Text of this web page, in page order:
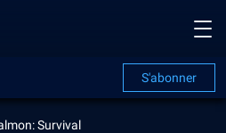
S'abonner
Survival